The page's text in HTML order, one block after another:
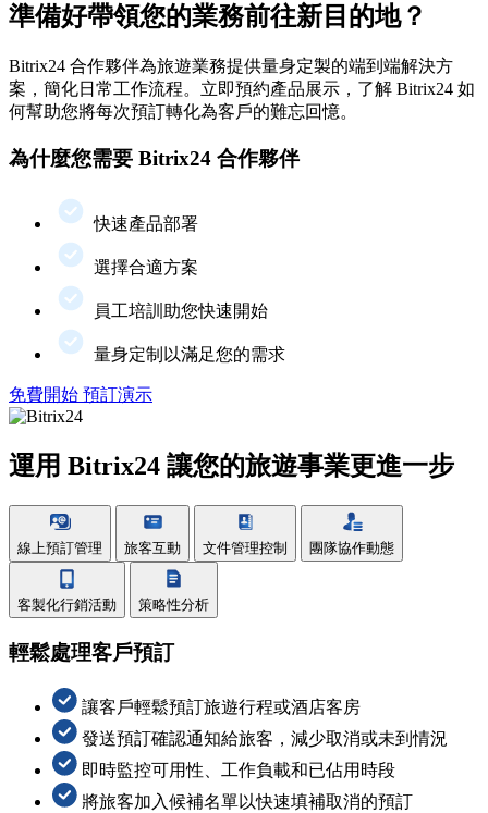
準備好帶領您的業務前往新目的地？
Bitrix24 合作夥伴為旅遊業務提供量身定製的端到端解決方
案，簡化日常工作流程。立即預約產品展示，了解 Bitrix24 如
何幫助您將每次預訂轉化為客戶的難忘回憶。
為什麼您需要 Bitrix24 合作夥伴
快速產品部署
選擇合適方案
員工培訓助您快速開始
量身定制以滿足您的需求
免費開始 預訂演示
運用 Bitrix24 讓您的旅遊事業更進一步
線上預訂管理 旅客互動 文件管理控制 團隊協作動態
客製化行銷活動 策略性分析
輕鬆處理客戶預訂
讓客戶輕鬆預訂旅遊行程或酒店客房
發送預訂確認通知給旅客，減少取消或未到情況
即時監控可用性、工作負載和已佔用時段
將旅客加入候補名單以快速填補取消的預訂